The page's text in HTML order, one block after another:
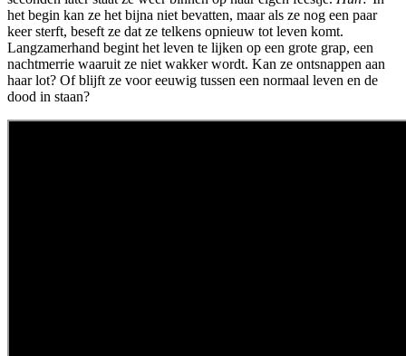
het begin kan ze het bijna niet bevatten, maar als ze nog een paar
keer sterft, beseft ze dat ze telkens opnieuw tot leven komt.
Langzamerhand begint het leven te lijken op een grote grap, een
nachtmerrie waaruit ze niet wakker wordt. Kan ze ontsnappen aan
haar lot? Of blijft ze voor eeuwig tussen een normaal leven en de
dood in staan?